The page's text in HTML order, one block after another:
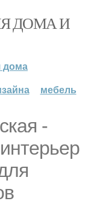
ДОМА И
дома
мебель
-